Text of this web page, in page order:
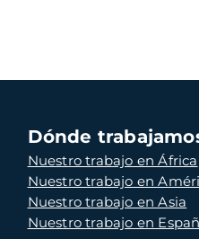
Dónde
Nuestro trabajo en África
Nuestro trabajo en
Nuestro trabajo en Asia
Nuestro trabajo en